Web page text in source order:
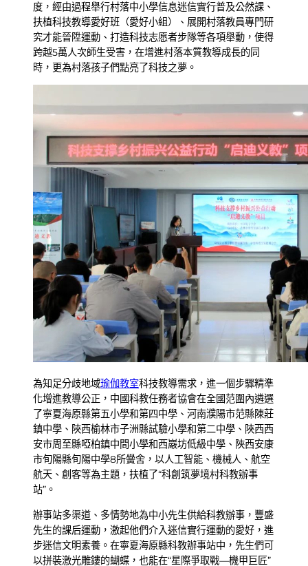
度，經由過程舉行村落中小學信息迷信實行普及公然課、
扶植科技教導愛好班（愛好小組）、展開村落教員專門研
究才能晉陞運動、打造科技志愿者步隊等各項舉動，使得
跨越5萬人次師生受害，在增進村落本質教導成長的同
時，更為村落孩子們點亮了科技之夢。
為知足分歧地域瑜伽教室科技教導需求，進一個步驟精準
化增進教導公正，中國科教任務者協會在全國范圍內遴選
了寧夏海原縣第五小學和第四中學、河南濮陽市范縣陳莊
鎮中學、陜西榆林市子洲縣試驗小學和第二中學、陜西西
安市周至縣啞柏鎮中間小學和西巖坊低級中學、陜西安康
市旬陽縣旬陽中學8所黌舍，以人工智能、機械人、航空
航天、創客等為主題，扶植了“科創筑夢境村科教辦事
站”。
辦事站多渠道、多情勢地為中小先生供給科教辦事，豐盛
先生的課后運動，激起他們介入迷信實行運動的愛好，進
步迷信文明素養。在寧夏海原縣科教辦事站中，先生們可
以拼裝激光雕鏤的蝴蝶，也能在“星際爭取戰—機甲巨匠”